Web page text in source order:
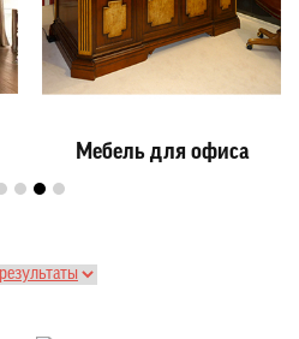
Мебель для офиса